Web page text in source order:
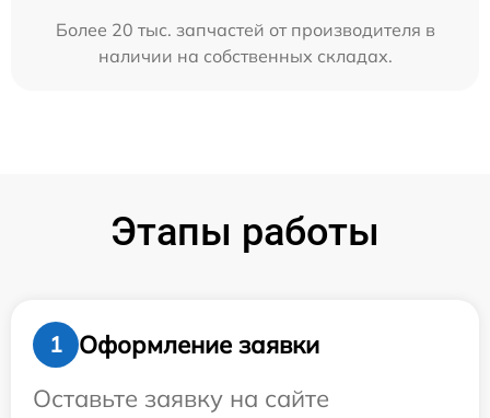
Более 20 тыс. запчастей от производителя в
наличии на собственных складах.
Этапы работы
1
Оформление заявки
Оставьте заявку на сайте